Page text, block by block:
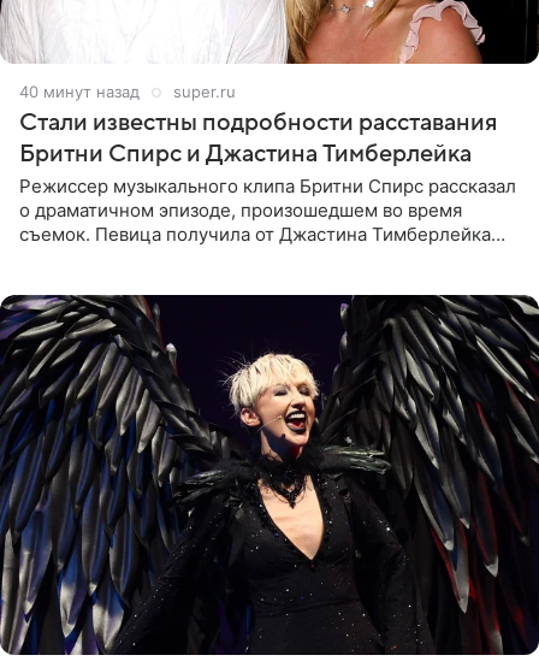
40 минут назад super.ru
Стали известны подробности расставания
Бритни Спирс и Джастина Тимберлейка
Режиссер музыкального клипа Бритни Спирс рассказал
о драматичном эпизоде, произошедшем во время
съемок. Певица получила от Джастина Тимберлейка